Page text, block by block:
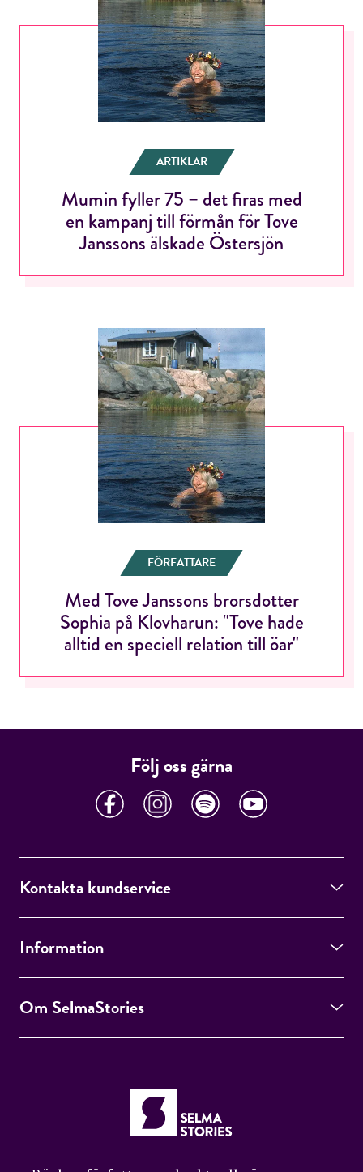
RÖSTA
Jag accepterar villkoren.
RÖSTA
ÅNGRA OCH STÄNG
ARTIKLAR
Mumin fyller 75 – det firas med
en kampanj till förmån för Tove
Janssons älskade Östersjön
FÖRFATTARE
Med Tove Janssons brorsdotter
Sophia på Klovharun: "Tove hade
alltid en speciell relation till öar"
Följ oss gärna
Kontakta kundservice
Information
Om SelmaStories